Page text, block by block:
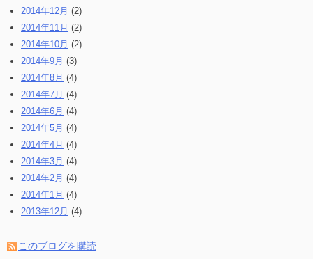
2014年12月 (2)
2014年11月 (2)
2014年10月 (2)
2014年9月 (3)
2014年8月 (4)
2014年7月 (4)
2014年6月 (4)
2014年5月 (4)
2014年4月 (4)
2014年3月 (4)
2014年2月 (4)
2014年1月 (4)
2013年12月 (4)
このブログを購読